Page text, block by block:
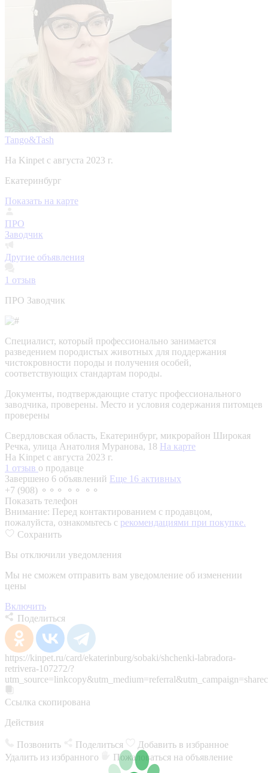
Tango&Tash
На Kinpet c августа 2023 г.
Екатеринбург
Показать на карте
ПРО
Заводчик
Другие объявления
1 отзыв
ПРО Заводчик
Специалист, который профессионально занимается
разведением породистых животных для поддержания
чистокровности породы и получения особей,
соответствующих стандартам породы.
Документы, подтверждающие статус профессионального
заводчика, проверены. Место и условия содержания питомцев
проверены
Свердловская область, Екатеринбург, микрорайон Широкая
Речка, улица Анатолия Муранова, 18 На карте
На Kinpet c августа 2023 г.
1 отзыв о продавце
Завершено 6 объявлений Еще 16 активных
+7 (908) ⚬⚬⚬ ⚬⚬ ⚬⚬
Показать телефон
Внимание: Перед контактированием с продавцом,
пожалуйста, ознакомьтесь с рекомендациями при покупке.
Сохранить
Вы отключили уведомления
Мы не сможем отправить вам уведомление об изменении
цены
Включить
Поделиться
https://kinpet.ru/card/ekaterinburg/sobaki/shchenki-labradora-
retrivera-107272/?
Ссылка скопирована
Действия
Позвонить Поделиться
Добавить в избранное
Удалить из избранного
Пожаловаться на объявление